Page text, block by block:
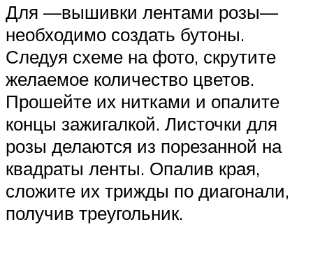
Для —вышивки лентами розы—
необходимо создать бутоны.
Следуя схеме на фото, скрутите
желаемое количество цветов.
Прошейте их нитками и опалите
концы зажигалкой. Листочки для
розы делаются из порезанной на
квадраты ленты. Опалив края,
сложите их трижды по диагонали,
получив треугольник.